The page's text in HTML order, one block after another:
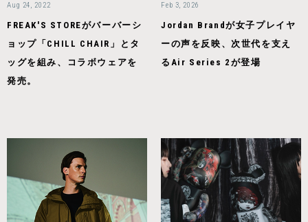
Aug 24, 2022
FREAK'S STOREがバーバーシ
ョップ「CHILL CHAIR」とタ
ッグを組み、コラボウェアを
発売。
Feb 3, 2026
Jordan Brandが女子プレイヤ
ーの声を反映、次世代を支え
るAir Series 2が登場